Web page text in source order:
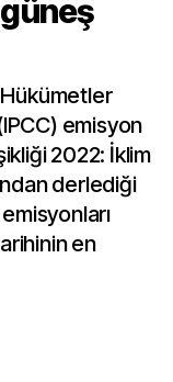
emisyon
2022: İklim
derlediği
en